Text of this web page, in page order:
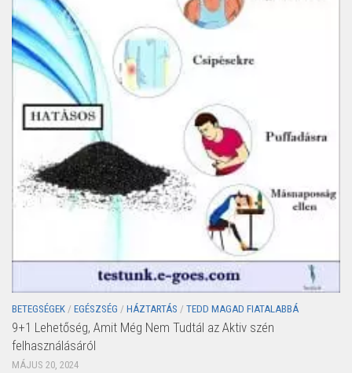
BETEGSÉGEK / EGÉSZSÉG / HÁZTARTÁS / TEDD MAGAD FIATALABBÁ
9+1 Lehetőség, Amit Még Nem Tudtál az Aktiv szén
felhasználásáról
MÁJUS 20, 2024